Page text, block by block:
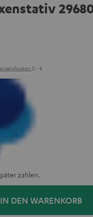
0,‐ €
zahlen.
IN DEN WARENKORB